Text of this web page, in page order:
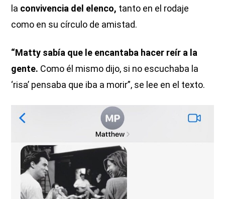
la convivencia del elenco, tanto en el rodaje
como en su círculo de amistad.
“Matty sabía que le encantaba hacer reír a la
gente. Como él mismo dijo, si no escuchaba la
‘risa’ pensaba que iba a morir”, se lee en el texto.